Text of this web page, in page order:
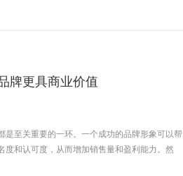
牌更具商业价值
至关重要的一环。一个成功的品牌形象可以帮
度和认可度，从而增加销售量和盈利能力。然